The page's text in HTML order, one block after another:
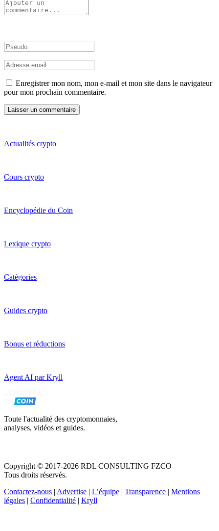
Enregistrer mon nom, mon e-mail et mon site dans le navigateur
pour mon prochain commentaire.
Actualités crypto
Cours crypto
Encyclopédie du Coin
Lexique crypto
Catégories
Guides crypto
Bonus et réductions
Agent AI par Kryll
Toute l'actualité des cryptomonnaies,
analyses, vidéos et guides.
Copyright © 2017-2026 RDL CONSULTING FZCO
Tous droits réservés.
Contactez-nous | Advertise | L’équipe | Transparence | Mentions
légales | Confidentialité | Kryll